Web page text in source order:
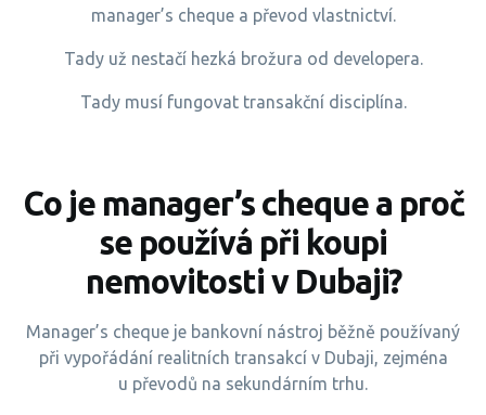
manager’s cheque a převod vlastnictví.
Tady už nestačí hezká brožura od developera.
Tady musí fungovat transakční disciplína.
Co je manager’s cheque a proč
se používá při koupi
nemovitosti v Dubaji?
Manager’s cheque je bankovní nástroj běžně používaný
při vypořádání realitních transakcí v Dubaji, zejména
u převodů na sekundárním trhu.